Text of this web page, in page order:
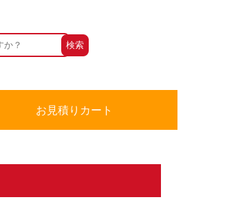
お見積りカート